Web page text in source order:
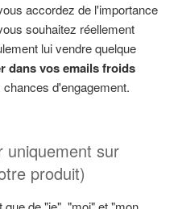
accordez de l'importance
souhaitez réellement
lui vendre quelque
dans vos emails froids
d'engagement.
uniquement sur
produit)